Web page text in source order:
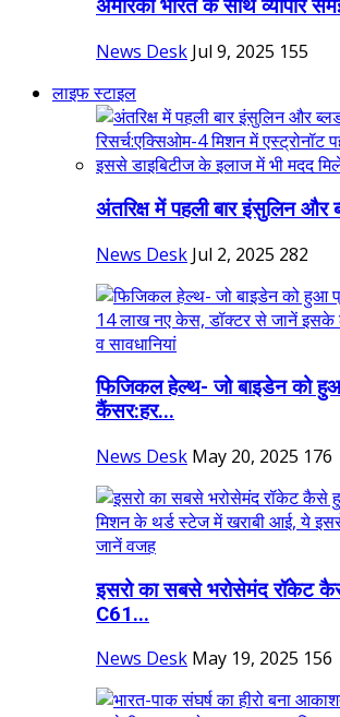
अमेरिका भारत के साथ व्यापार
News Desk Jul 9, 2025 155
लाइफ स्टाइल
अंतरिक्ष में पहली बार इंसुलिन और
News Desk Jul 2, 2025 282
फिजिकल हेल्थ- जो बाइडेन को
कैंसर:हर...
News Desk May 20, 2025 176
इसरो का सबसे भरोसेमंद रॉकेट
C61...
News Desk May 19, 2025 156